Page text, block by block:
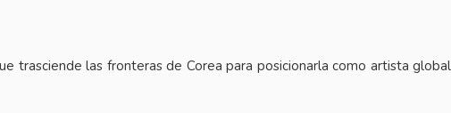
trasciende las fronteras de Corea para posicionarla como artista